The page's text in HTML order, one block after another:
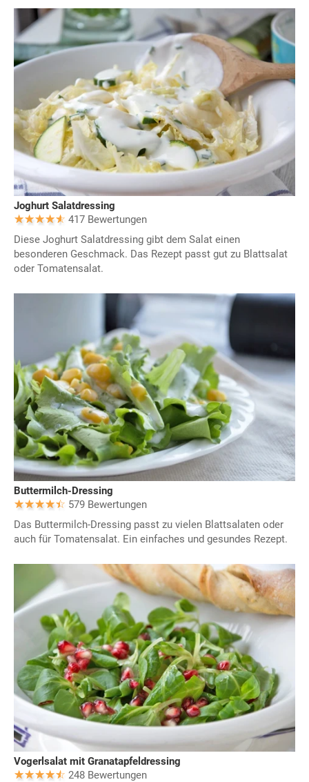
Joghurt Salatdressing
417 Bewertungen
Diese Joghurt Salatdressing gibt dem Salat einen
besonderen Geschmack. Das Rezept passt gut zu Blattsalat
oder Tomatensalat.
Buttermilch-Dressing
579 Bewertungen
Das Buttermilch-Dressing passt zu vielen Blattsalaten oder
auch für Tomatensalat. Ein einfaches und gesundes Rezept.
Vogerlsalat mit Granatapfeldressing
248 Bewertungen